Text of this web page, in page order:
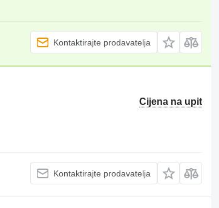
Kontaktirajte prodavatelja
Cijena na upit
Kontaktirajte prodavatelja